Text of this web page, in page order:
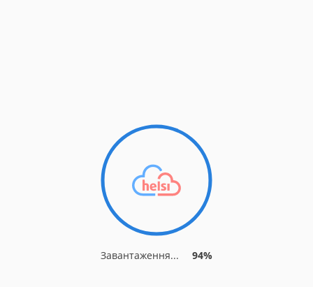
Завантаження... 94%